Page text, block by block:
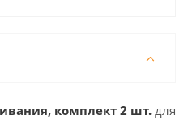
комплект 2 шт. для